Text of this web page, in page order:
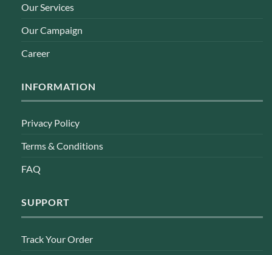
Our Services
Our Campaign
Career
INFORMATION
Privacy Policy
Terms & Conditions
FAQ
SUPPORT
Track Your Order